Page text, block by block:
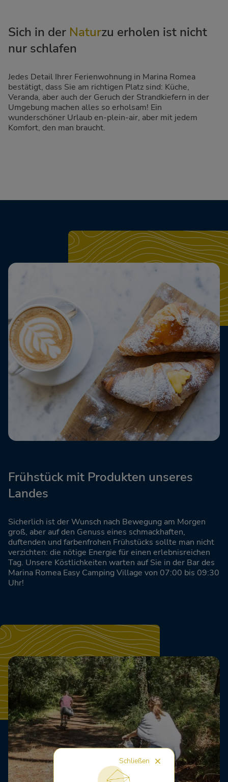
Sich in der Naturzu erholen ist nicht
nur schlafen
Jedes Detail Ihrer Ferienwohnung in Marina Romea
bestätigt, dass Sie am richtigen Platz sind: Küche,
Veranda, aber auch der Geruch der Strandkiefern in der
Umgebung machen alles so erholsam! Ein
wunderschöner Urlaub en-plein-air, aber mit jedem
Komfort, den man braucht.
Frühstück mit Produkten unseres
Landes
Sicherlich ist der Wunsch nach Bewegung am Morgen
groß, aber auf den Genuss eines schmackhaften,
duftenden und farbenfrohen Frühstücks sollte man nicht
verzichten: die nötige Energie für einen erlebnisreichen
Tag. Unsere Köstlichkeiten warten auf Sie in der Bar des
Marina Romea Easy Camping Village von 07:00 bis 09:30
Uhr!
Schließen